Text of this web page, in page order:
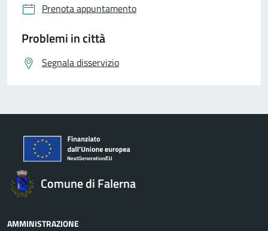
Prenota appuntamento
Problemi in città
Segnala disservizio
Comune di Falerna
AMMINISTRAZIONE